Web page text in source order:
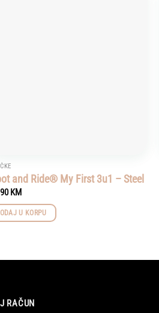
and Ride® My First 3u1 – Steel
KM
U KORPU
RAČUN